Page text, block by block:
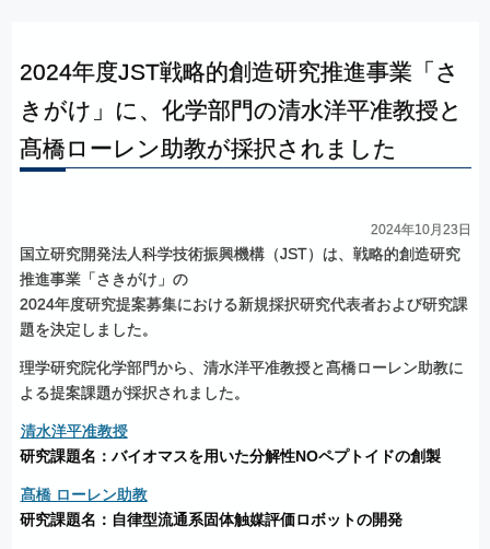
2024年度JST戦略的創造研究推進事業 「さ
きがけ」
に、 化学部門の清水洋平准教授と
髙橋ローレン 助教が採択されました
2024年10月23日
国立研究開発法人科学技術振興機構（JST）は、戦略的創造研究
推進事業「さきがけ」の
2024年度研究提案募集における新規採択研究代表者および研究課
題を決定しました。
理学研究院化学部門から、清水洋平准教授と髙橋ローレン助教に
よる提案課題が採択されました。
清水洋平准教授
研究課題名：バイオマスを用いた分解性NOペプトイドの創製
髙橋 ローレン助教
研究課題名：自律型流通系固体触媒評価ロボットの開発